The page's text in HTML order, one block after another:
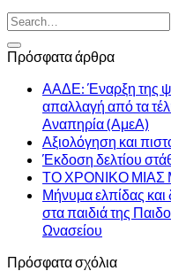
Πρόσφατα άρθρα
ΑΑΔΕ: Έναρξη της
απαλλαγή από τα
Αναπηρία (ΑμεΑ)
Αξιολόγηση και
Έκδοση δελτίου
ΤΟ ΧΡΟΝΙΚΟ
Μήνυμα ελπίδας
στα παιδιά της
Ωνασείου
Πρόσφατα σχόλια